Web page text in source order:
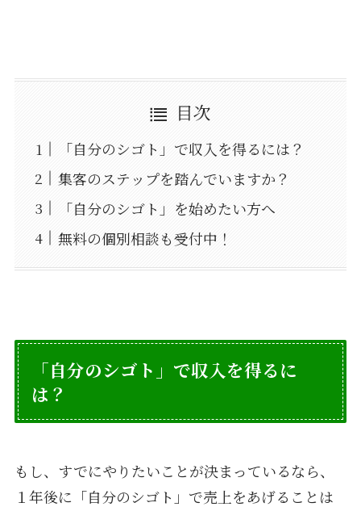
目次
「自分のシゴト」で収入を得るには？
集客のステップを踏んでいますか？
「自分のシゴト」を始めたい方へ
無料の個別相談も受付中！
「自分のシゴト」で収入を得るに
は？
もし、すでにやりたいことが決まっているなら、
１年後に「自分のシゴト」で売上をあげることは